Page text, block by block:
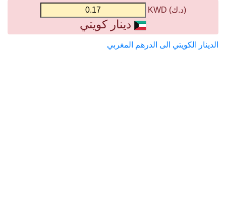
(د.ك) KWD
دينار كويتي
الدينار الكويتي الى الدرهم المغربي